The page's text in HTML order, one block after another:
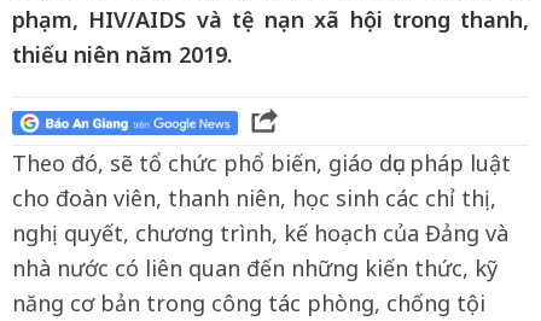
phạm, HIV/AIDS và tệ nạn xã hội trong thanh,
thiếu niên năm 2019.
Theo đó, sẽ tổ chức phổ biến, giáo dục pháp luật
cho đoàn viên, thanh niên, học sinh các chỉ thị,
nghị quyết, chương trình, kế hoạch của Đảng và
nhà nước có liên quan đến những kiến thức, kỹ
năng cơ bản trong công tác phòng, chống tội